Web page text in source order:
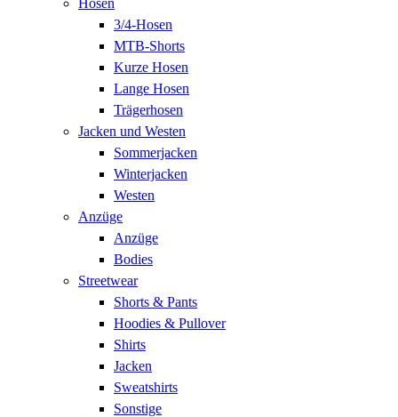
3/4-Hosen
MTB-Shorts
Kurze Hosen
Lange Hosen
Trägerhosen
Jacken und Westen
Sommerjacken
Winterjacken
Westen
Anzüge
Anzüge
Bodies
Streetwear
Shorts & Pants
Hoodies & Pullover
Shirts
Jacken
Sweatshirts
Sonstige